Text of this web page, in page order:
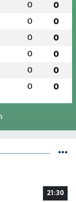
0 0
0 0
0 0
0 0
0 0
0 0
21:30